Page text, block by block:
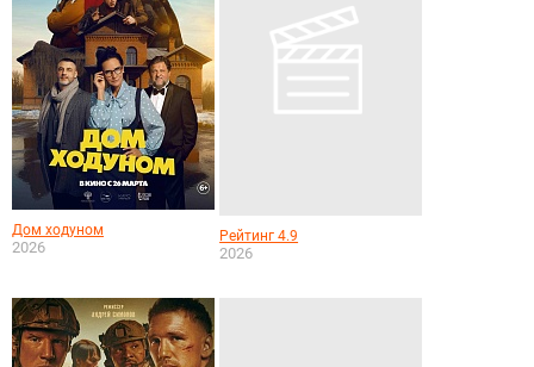
Дом ходуном
2026
Рейтинг 4.9
2026